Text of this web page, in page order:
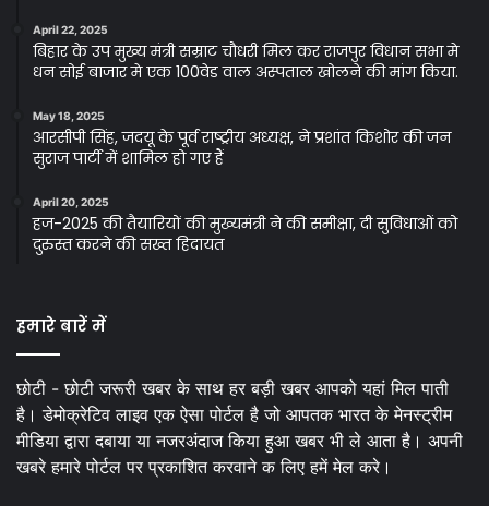
April 22, 2025
बिहार के उप मुख्य मंत्री सम्राट चौधरी मिल कर राजपुर विधान सभा मे
धन सोई बाजार मे एक 100वेड वाल अस्पताल खोलने की मांग किया.
May 18, 2025
आरसीपी सिंह, जदयू के पूर्व राष्ट्रीय अध्यक्ष, ने प्रशांत किशोर की जन
सुराज पार्टी में शामिल हो गए हैं
April 20, 2025
हज-2025 की तैयारियों की मुख्यमंत्री ने की समीक्षा, दी सुविधाओं को
दुरुस्त करने की सख्त हिदायत
हमारे बारें में
छोटी - छोटी जरूरी खबर के साथ हर बड़ी खबर आपको यहां मिल पाती
है। डेमोक्रेटिव लाइव एक ऐसा पोर्टल है जो आपतक भारत के मेनस्ट्रीम
मीडिया द्वारा दबाया या नजरअंदाज किया हुआ खबर भी ले आता है। अपनी
खबरे हमारे पोर्टल पर प्रकाशित करवाने क लिए हमें मेल करे।